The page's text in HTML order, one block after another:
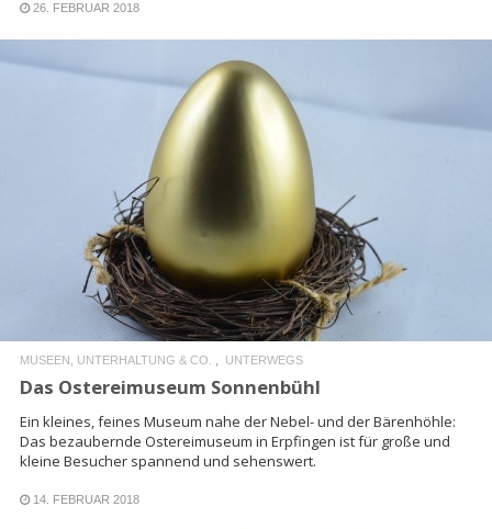
26. FEBRUAR 2018
MUSEEN, UNTERHALTUNG & CO. UNTERWEGS
Das Ostereimuseum Sonnenbühl
Ein kleines, feines Museum nahe der Nebel- und der Bärenhöhle:
Das bezaubernde Ostereimuseum in Erpfingen ist für große und
kleine Besucher spannend und sehenswert.
14. FEBRUAR 2018